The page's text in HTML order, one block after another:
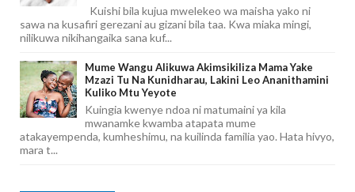
Kuishi bila kujua mwelekeo wa maisha yako ni
sawa na kusafiri gerezani au gizani bila taa. Kwa miaka mingi,
nilikuwa nikihangaika sana kuf...
Mume Wangu Alikuwa Akimsikiliza Mama Yake
Mzazi Tu Na Kunidharau, Lakini Leo Ananithamini
Kuliko Mtu Yeyote
Kuingia kwenye ndoa ni matumaini ya kila
mwanamke kwamba atapata mume
atakayempenda, kumheshimu, na kuilinda familia yao. Hata hivyo,
mara t...